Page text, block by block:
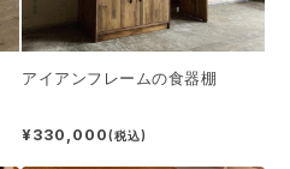
アイアンフレームの食器棚
¥330,000(税込)